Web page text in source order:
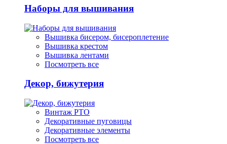
Наборы для вышивания
Вышивка бисером, бисероплетение
Вышивка крестом
Вышивка лентами
Посмотреть все
Декор, бижутерия
Винтаж РТО
Декоративные пуговицы
Декоративные элементы
Посмотреть все